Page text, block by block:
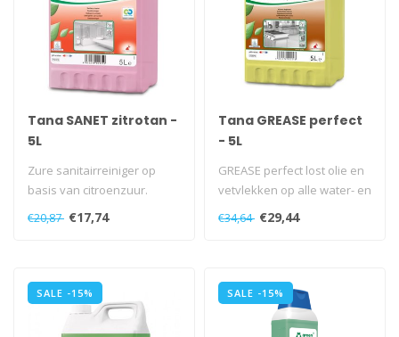
Tana SANET zitrotan -
5L
Zure sanitairreiniger op
basis van citroenzuur.
Respecteert de biologische
cycli..
€20,87 €17,74
Tana GREASE perfect
- 5L
GREASE perfect lost olie en
vetvlekken op alle water- en
alkalibestendige opperv..
€34,64 €29,44
SALE -15% SALE -15%